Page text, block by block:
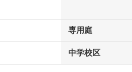
専用庭
中学校区